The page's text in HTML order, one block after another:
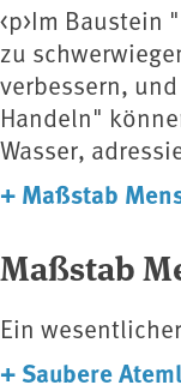
<p>Im
zu
verbessern,
Handeln"
Wasser,
+ Maßstab
Maßstab
Ein
+ Saubere